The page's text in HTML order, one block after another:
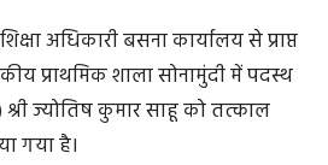
अधिकारी बसना कार्यालय से प्राप्त
प्राथमिक शाला सोनामुंदी में पदस्थ
ज्योतिष कुमार साहू को तत्काल
गया है।